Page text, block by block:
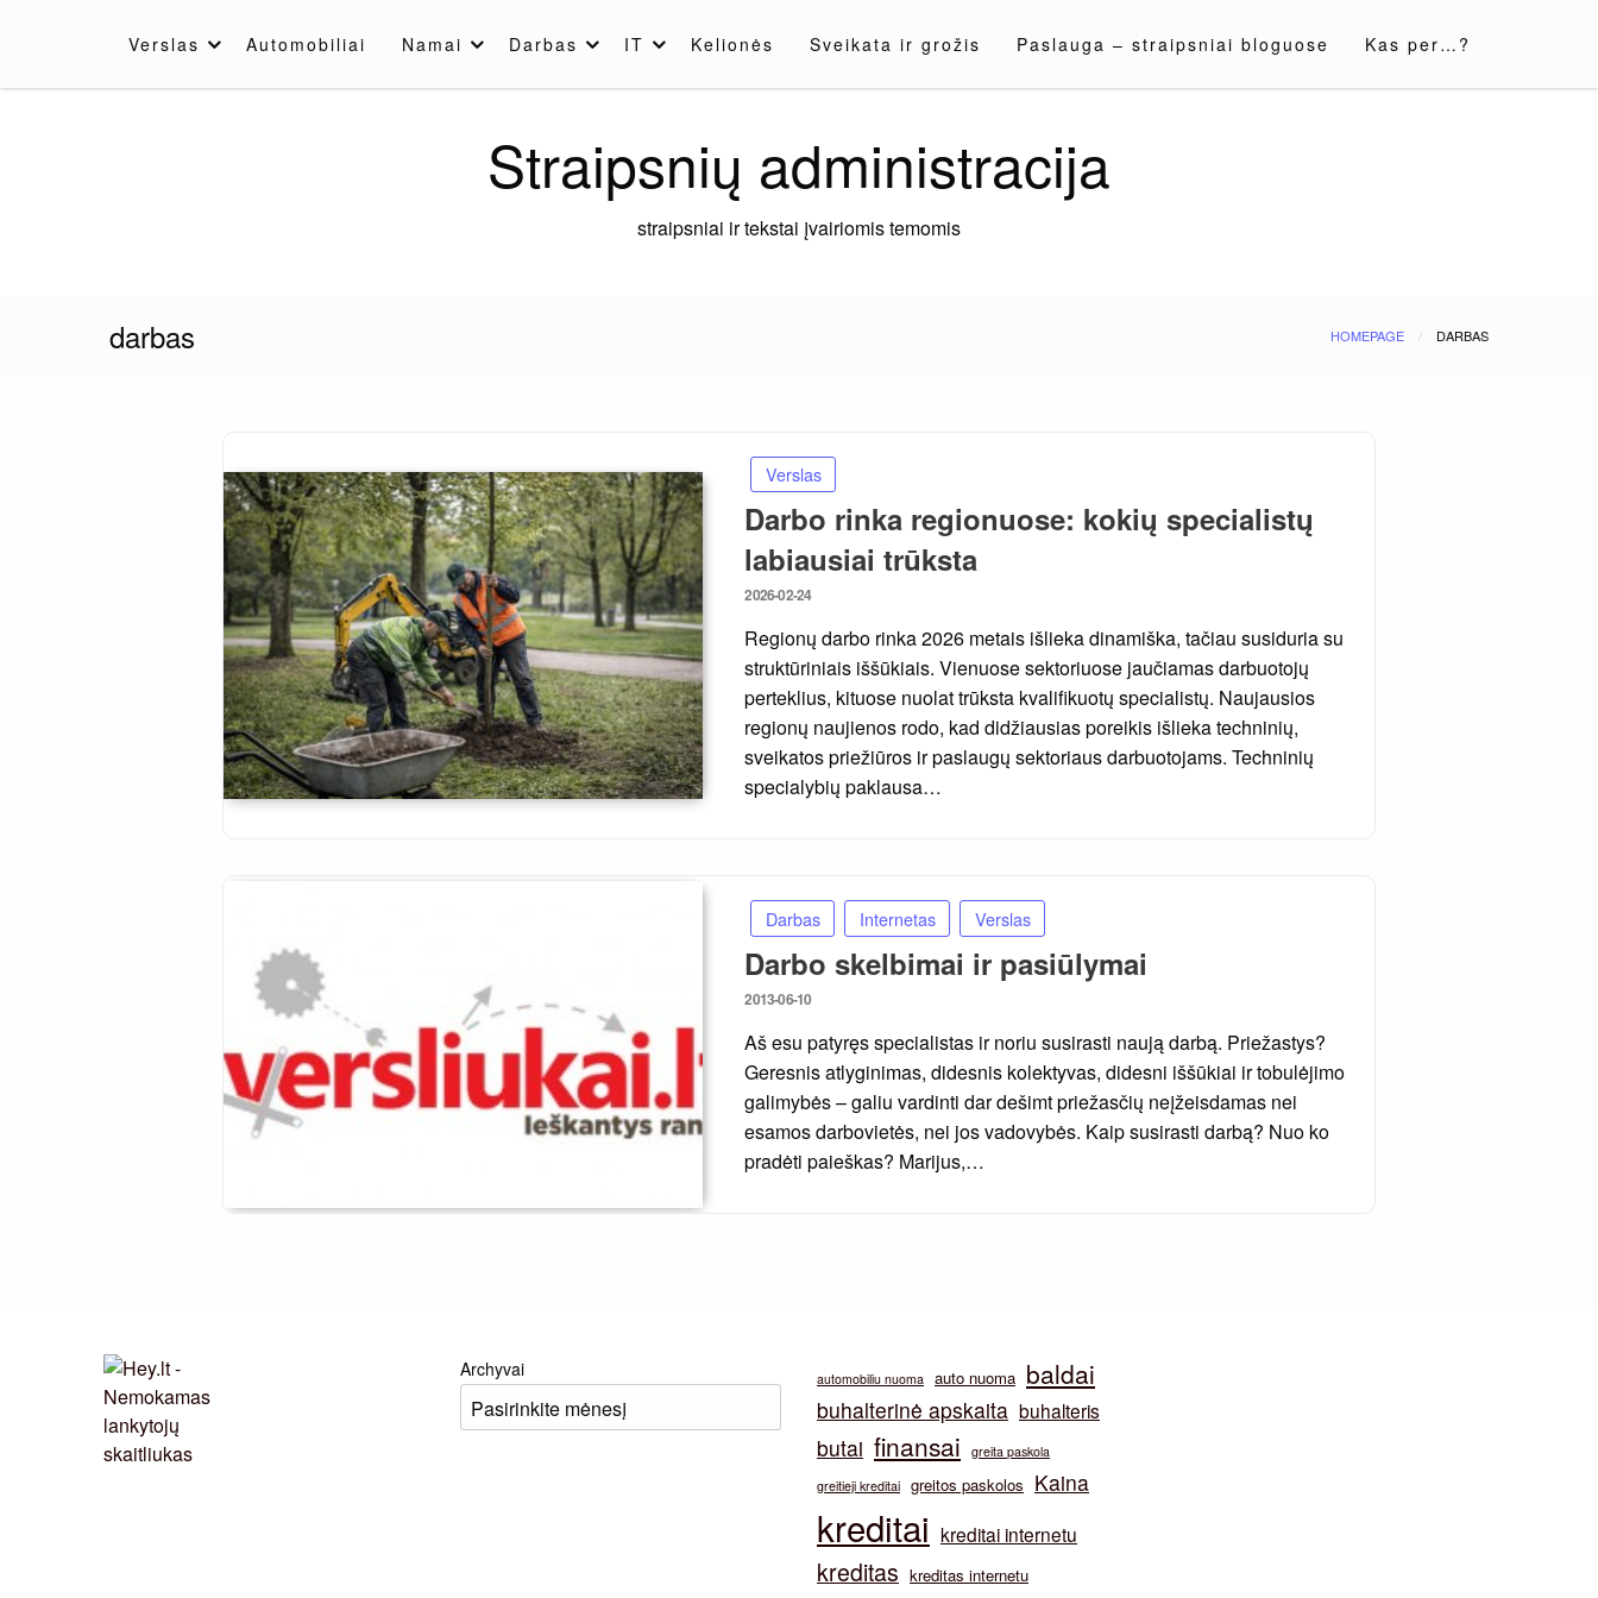
Verslas Automobiliai Namai Darbas IT Kelionės Sveikata ir grožis Paslauga – straipsniai bloguose Kas per…?
Straipsnių administracija
straipsniai ir tekstai įvairiomis temomis
darbas HOMEPAGE DARBAS
Verslas
Darbo rinka regionuose: kokių specialistų
labiausiai trūksta
Posted
2026-02-24
Regionų darbo rinka 2026 metais išlieka dinamiška, tačiau susiduria su
struktūriniais iššūkiais. Vienuose sektoriuose jaučiamas darbuotojų
perteklius, kituose nuolat trūksta kvalifikuotų specialistų. Naujausios
regionų naujienos rodo, kad didžiausias poreikis išlieka techninių,
sveikatos priežiūros ir paslaugų sektoriaus darbuotojams. Techninių
specialybių paklausa…
Darbas Internetas Verslas
Darbo skelbimai ir pasiūlymai
Posted
2013-06-10
Aš esu patyręs specialistas ir noriu susirasti naują darbą. Priežastys?
Geresnis atlyginimas, didesnis kolektyvas, didesni iššūkiai ir tobulėjimo
galimybės – galiu vardinti dar dešimt priežasčių neįžeisdamas nei
esamos darbovietės, nei jos vadovybės. Kaip susirasti darbą? Nuo ko
pradėti paieškas? Marijus,…
Archyvai automobiliu nuoma auto nuoma baldai
buhalterinė apskaita buhalteris
butai finansai
greita paskola
greitieji kreditai greitos paskolos Kaina
kreditai kreditai internetu
kreditas kreditas internetu